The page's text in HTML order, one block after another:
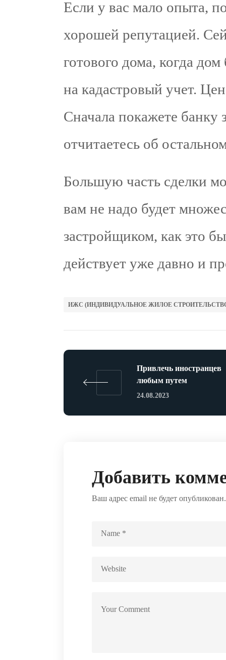
Если у вас мало опыта,
хорошей репутацией.
готового дома, когда
на кадастровый учет.
Сначала покажете банку
отчитаетесь об
Большую часть сделки
вам не надо будет
застройщиком, как это
действует уже давно и
ИЖС (ИНДИВИДУАЛЬНОЕ ЖИЛОЕ
Привлечь иностранцев
любым путем
24.08.2023
Добавить
Ваш адрес email не будет опубликован.